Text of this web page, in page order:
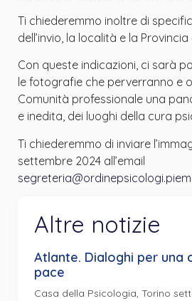
Ti chiederemmo inoltre di
dell’invio, la località e la
Con queste indicazioni, ci sarà
le fotografie che perverranno e
Comunità professionale una
e inedita, dei luoghi della cura
Ti chiederemmo di inviare
settembre 2024 all’email
Altre notizie
Atlante. Dialoghi per una
pace
Casa della Psicologia, Torino